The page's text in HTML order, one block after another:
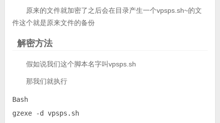
原来的文件就加密了之后会在目录产生一个vpsps.sh~的文
件这个就是原来文件的备份
解密方法
假如说我们这个脚本名字叫vpsps.sh
那我们就执行
Bash
gzexe -d vpsps.sh